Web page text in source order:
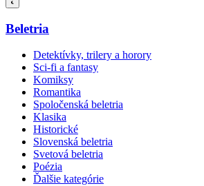
Beletria
Detektívky, trilery a horory
Sci-fi a fantasy
Komiksy
Romantika
Spoločenská beletria
Klasika
Historické
Slovenská beletria
Svetová beletria
Poézia
Ďalšie kategórie